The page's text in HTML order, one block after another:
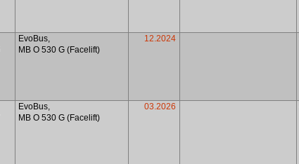
EvoBus,
MB O 530 G (Facelift)
12.2024
EvoBus,
MB O 530 G (Facelift)
03.2026